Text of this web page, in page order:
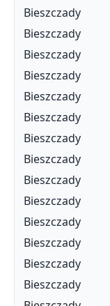
Bieszczady
Bieszczady
Bieszczady
Bieszczady
Bieszczady
Bieszczady
Bieszczady
Bieszczady
Bieszczady
Bieszczady
Bieszczady
Bieszczady
Bieszczady
Bieszczady